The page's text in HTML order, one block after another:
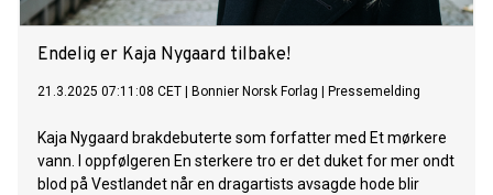
Endelig er Kaja Nygaard tilbake!
21.3.2025 07:11:08 CET Bonnier Norsk Forlag Pressemelding
Kaja Nygaard brakdebuterte som forfatter med Et mørkere
vann. I oppfølgeren En sterkere tro er det duket for mer ondt
blod på Vestlandet når en dragartists avsagde hode blir